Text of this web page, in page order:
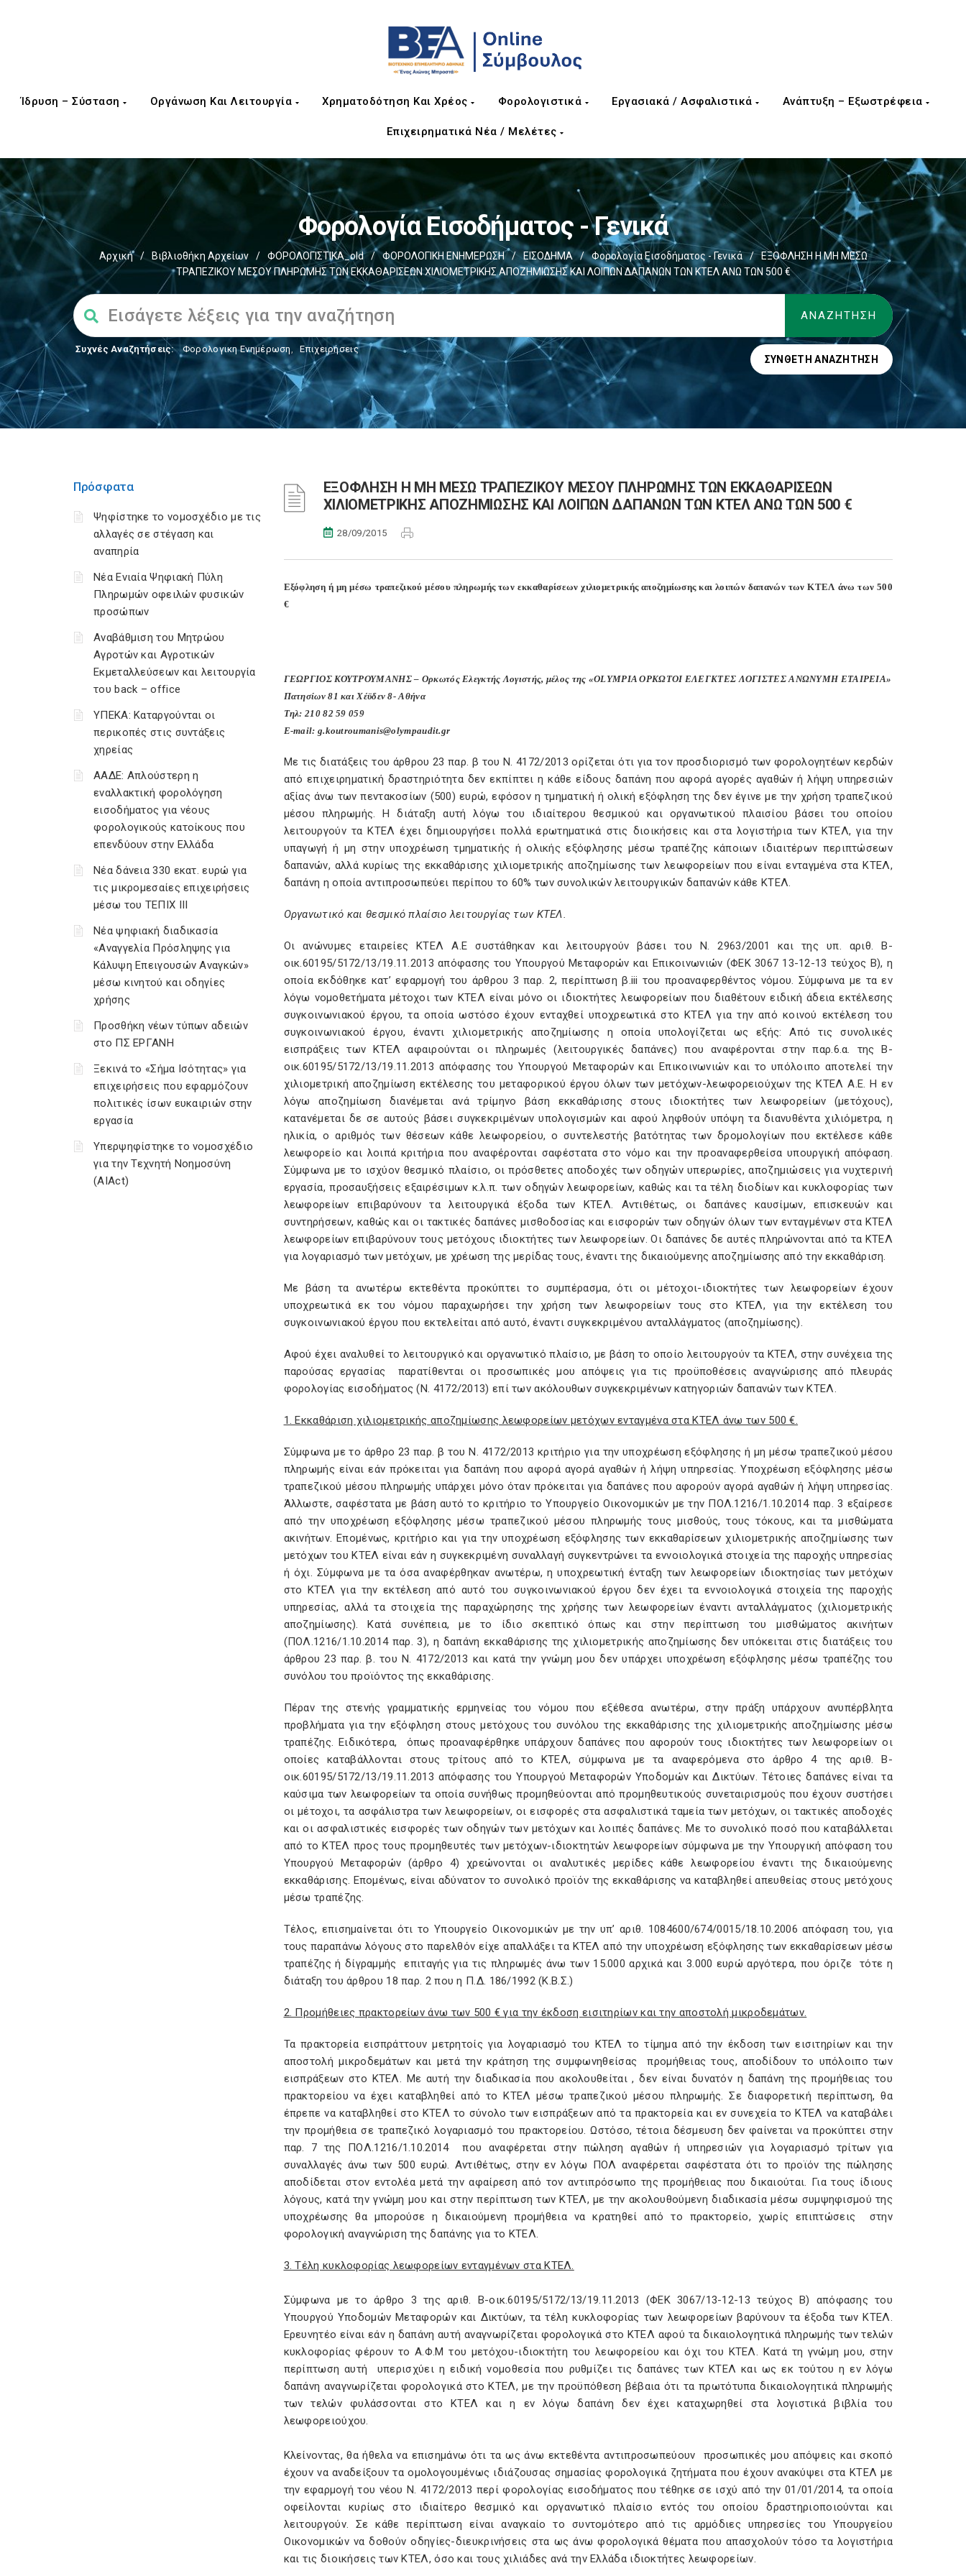
Ίδρυση – Σύσταση Οργάνωση Και Λειτουργία Χρηματοδότηση Και Χρέος Φορολογιστικά Εργασιακά / Ασφαλιστικά Ανάπτυξη – Εξωστρέφεια
Επιχειρηματικά Νέα / Μελέτες
Φορολογία Εισοδήματος - Γενικά
Αρχική / Βιβλιοθήκη Αρχείων / ΦΟΡΟΛΟΓΙΣΤΙΚΑ_old / ΦΟΡΟΛΟΓΙΚΗ ΕΝΗΜΕΡΩΣΗ / ΕΙΣΟΔΗΜΑ / Φορολογία Εισοδήματος - Γενικά /
ΕΞΟΦΛΗΣΗ Η ΜΗ ΜΕΣΩ
ΤΡΑΠΕΖΙΚΟΥ ΜΕΣΟΥ ΠΛΗΡΩΜΗΣ ΤΩΝ ΕΚΚΑΘΑΡΙΣΕΩΝ ΧΙΛΙΟΜΕΤΡΙΚΗΣ ΑΠΟΖΗΜΙΩΣΗΣ ΚΑΙ ΛΟΙΠΩΝ ΔΑΠΑΝΩΝ ΤΩΝ ΚΤΕΛ ΑΝΩ ΤΩΝ 500 €
Συχνές Αναζητήσεις: Φορολογικη Ενημέρωση, Επιχειρήσεις
ΣΎΝΘΕΤΗ ΑΝΑΖΉΤΗΣΗ
Πρόσφατα
Ψηφίστηκε το νομοσχέδιο με τις
αλλαγές σε στέγαση και
αναπηρία
Νέα Ενιαία Ψηφιακή Πύλη
Πληρωμών οφειλών φυσικών
προσώπων
Αναβάθμιση του Μητρώου
Αγροτών και Αγροτικών
Εκμεταλλεύσεων και λειτουργία
του back – office
ΥΠΕΚΑ: Καταργούνται οι
περικοπές στις συντάξεις
χηρείας
ΑΑΔΕ: Απλούστερη η
εναλλακτική φορολόγηση
εισοδήματος για νέους
φορολογικούς κατοίκους που
επενδύουν στην Ελλάδα
Νέα δάνεια 330 εκατ. ευρώ για
τις μικρομεσαίες επιχειρήσεις
μέσω του ΤΕΠΙΧ ΙΙΙ
Νέα ψηφιακή διαδικασία
«Αναγγελία Πρόσληψης για
Κάλυψη Επειγουσών Αναγκών»
μέσω κινητού και οδηγίες
χρήσης
Προσθήκη νέων τύπων αδειών
στο ΠΣ ΕΡΓΑΝΗ
Ξεκινά το «Σήμα Ισότητας» για
επιχειρήσεις που εφαρμόζουν
πολιτικές ίσων ευκαιριών στην
εργασία
Υπερψηφίστηκε το νομοσχέδιο
για την Τεχνητή Νοημοσύνη
(AIAct)
ΕΞΟΦΛΗΣΗ Η ΜΗ ΜΕΣΩ ΤΡΑΠΕΖΙΚΟΥ ΜΕΣΟΥ ΠΛΗΡΩΜΗΣ ΤΩΝ ΕΚΚΑΘΑΡΙΣΕΩΝ
ΧΙΛΙΟΜΕΤΡΙΚΗΣ ΑΠΟΖΗΜΙΩΣΗΣ ΚΑΙ ΛΟΙΠΩΝ ΔΑΠΑΝΩΝ ΤΩΝ ΚΤΕΛ ΑΝΩ ΤΩΝ 500 €
28/09/2015
Εξόφληση ή μη μέσω τραπεζικού μέσου πληρωμής των εκκαθαρίσεων χιλιομετρικής αποζημίωσης και λοιπών δαπανών των ΚΤΕΛ άνω των 500
€
ΓΕΩΡΓΙΟΣ ΚΟΥΤΡΟΥΜΑΝΗΣ – Ορκωτός Ελεγκτής Λογιστής, μέλος της «OLYMPIA ΟΡΚΩΤΟΙ ΕΛΕΓΚΤΕΣ ΛΟΓΙΣΤΕΣ ΑΝΩΝΥΜΗ ΕΤΑΙΡΕΙΑ»
Πατησίων 81 και Χέϋδεν 8- Αθήνα
Τηλ: 210 82 59 059
E-mail: g.koutroumanis@olympaudit.gr
Με τις διατάξεις του άρθρου 23 παρ. β του Ν. 4172/2013 ορίζεται ότι για τον προσδιορισμό των φορολογητέων κερδών
από επιχειρηματική δραστηριότητα δεν εκπίπτει η κάθε είδους δαπάνη που αφορά αγορές αγαθών ή λήψη υπηρεσιών
αξίας άνω των πεντακοσίων (500) ευρώ, εφόσον η τμηματική ή ολική εξόφληση της δεν έγινε με την χρήση τραπεζικού
μέσου πληρωμής. Η διάταξη αυτή λόγω του ιδιαίτερου θεσμικού και οργανωτικού πλαισίου βάσει του οποίου
λειτουργούν τα ΚΤΕΛ έχει δημιουργήσει πολλά ερωτηματικά στις διοικήσεις και στα λογιστήρια των ΚΤΕΛ, για την
υπαγωγή ή μη στην υποχρέωση τμηματικής ή ολικής εξόφλησης μέσω τραπέζης κάποιων ιδιαιτέρων περιπτώσεων
δαπανών, αλλά κυρίως της εκκαθάρισης χιλιομετρικής αποζημίωσης των λεωφορείων που είναι ενταγμένα στα ΚΤΕΛ,
δαπάνη η οποία αντιπροσωπεύει περίπου το 60% των συνολικών λειτουργικών δαπανών κάθε ΚΤΕΛ.
Οργανωτικό και θεσμικό πλαίσιο λειτουργίας των ΚΤΕΛ.
Οι ανώνυμες εταιρείες ΚΤΕΛ Α.Ε συστάθηκαν και λειτουργούν βάσει του Ν. 2963/2001 και της υπ. αριθ. Β-
οικ.60195/5172/13/19.11.2013 απόφασης του Υπουργού Μεταφορών και Επικοινωνιών (ΦΕΚ 3067 13-12-13 τεύχος Β), η
οποία εκδόθηκε κατ’ εφαρμογή του άρθρου 3 παρ. 2, περίπτωση β.iii του προαναφερθέντος νόμου. Σύμφωνα με τα εν
λόγω νομοθετήματα μέτοχοι των ΚΤΕΛ είναι μόνο οι ιδιοκτήτες λεωφορείων που διαθέτουν ειδική άδεια εκτέλεσης
συγκοινωνιακού έργου, τα οποία ωστόσο έχουν ενταχθεί υποχρεωτικά στο ΚΤΕΛ για την από κοινού εκτέλεση του
συγκοινωνιακού έργου, έναντι χιλιομετρικής αποζημίωσης η οποία υπολογίζεται ως εξής: Από τις συνολικές
εισπράξεις των ΚΤΕΛ αφαιρούνται οι πληρωμές (λειτουργικές δαπάνες) που αναφέρονται στην παρ.6.α. της Β-
οικ.60195/5172/13/19.11.2013 απόφασης του Υπουργού Μεταφορών και Επικοινωνιών και το υπόλοιπο αποτελεί την
χιλιομετρική αποζημίωση εκτέλεσης του μεταφορικού έργου όλων των μετόχων-λεωφορειούχων της ΚΤΕΛ Α.Ε. Η εν
λόγω αποζημίωση διανέμεται ανά τρίμηνο βάση εκκαθάρισης στους ιδιοκτήτες των λεωφορείων (μετόχους),
κατανέμεται δε σε αυτούς βάσει συγκεκριμένων υπολογισμών και αφού ληφθούν υπόψη τα διανυθέντα χιλιόμετρα, η
ηλικία, ο αριθμός των θέσεων κάθε λεωφορείου, ο συντελεστής βατότητας των δρομολογίων που εκτέλεσε κάθε
λεωφορείο και λοιπά κριτήρια που αναφέρονται σαφέστατα στο νόμο και την προαναφερθείσα υπουργική απόφαση.
Σύμφωνα με το ισχύον θεσμικό πλαίσιο, οι πρόσθετες αποδοχές των οδηγών υπερωρίες, αποζημιώσεις για νυχτερινή
εργασία, προσαυξήσεις εξαιρέσιμων κ.λ.π. των οδηγών λεωφορείων, καθώς και τα τέλη διοδίων και κυκλοφορίας των
λεωφορείων επιβαρύνουν τα λειτουργικά έξοδα των ΚΤΕΛ. Αντιθέτως, οι δαπάνες καυσίμων, επισκευών και
συντηρήσεων, καθώς και οι τακτικές δαπάνες μισθοδοσίας και εισφορών των οδηγών όλων των ενταγμένων στα ΚΤΕΛ
λεωφορείων επιβαρύνουν τους μετόχους ιδιοκτήτες των λεωφορείων. Οι δαπάνες δε αυτές πληρώνονται από τα ΚΤΕΛ
για λογαριασμό των μετόχων, με χρέωση της μερίδας τους, έναντι της δικαιούμενης αποζημίωσης από την εκκαθάριση.
Με βάση τα ανωτέρω εκτεθέντα προκύπτει το συμπέρασμα, ότι οι μέτοχοι-ιδιοκτήτες των λεωφορείων έχουν
υποχρεωτικά εκ του νόμου παραχωρήσει την χρήση των λεωφορείων τους στο ΚΤΕΛ, για την εκτέλεση του
συγκοινωνιακού έργου που εκτελείται από αυτό, έναντι συγκεκριμένου ανταλλάγματος (αποζημίωσης).
Αφού έχει αναλυθεί το λειτουργικό και οργανωτικό πλαίσιο, με βάση το οποίο λειτουργούν τα ΚΤΕΛ, στην συνέχεια της
παρούσας εργασίας παρατίθενται οι προσωπικές μου απόψεις για τις προϋποθέσεις αναγνώρισης από πλευράς
φορολογίας εισοδήματος (Ν. 4172/2013) επί των ακόλουθων συγκεκριμένων κατηγοριών δαπανών των ΚΤΕΛ.
1. Εκκαθάριση χιλιομετρικής αποζημίωσης λεωφορείων μετόχων ενταγμένα στα ΚΤΕΛ άνω των 500 €.
Σύμφωνα με το άρθρο 23 παρ. β του Ν. 4172/2013 κριτήριο για την υποχρέωση εξόφλησης ή μη μέσω τραπεζικού μέσου
πληρωμής είναι εάν πρόκειται για δαπάνη που αφορά αγορά αγαθών ή λήψη υπηρεσίας. Υποχρέωση εξόφλησης μέσω
τραπεζικού μέσου πληρωμής υπάρχει μόνο όταν πρόκειται για δαπάνες που αφορούν αγορά αγαθών ή λήψη υπηρεσίας.
Άλλωστε, σαφέστατα με βάση αυτό το κριτήριο το Υπουργείο Οικονομικών με την ΠΟΛ.1216/1.10.2014 παρ. 3 εξαίρεσε
από την υποχρέωση εξόφλησης μέσω τραπεζικού μέσου πληρωμής τους μισθούς, τους τόκους, και τα μισθώματα
ακινήτων. Επομένως, κριτήριο και για την υποχρέωση εξόφλησης των εκκαθαρίσεων χιλιομετρικής αποζημίωσης των
μετόχων του ΚΤΕΛ είναι εάν η συγκεκριμένη συναλλαγή συγκεντρώνει τα εννοιολογικά στοιχεία της παροχής υπηρεσίας
ή όχι. Σύμφωνα με τα όσα αναφέρθηκαν ανωτέρω, η υποχρεωτική ένταξη των λεωφορείων ιδιοκτησίας των μετόχων
στο ΚΤΕΛ για την εκτέλεση από αυτό του συγκοινωνιακού έργου δεν έχει τα εννοιολογικά στοιχεία της παροχής
υπηρεσίας, αλλά τα στοιχεία της παραχώρησης της χρήσης των λεωφορείων έναντι ανταλλάγματος (χιλιομετρικής
αποζημίωσης). Κατά συνέπεια, με το ίδιο σκεπτικό όπως και στην περίπτωση του μισθώματος ακινήτων
(ΠΟΛ.1216/1.10.2014 παρ. 3), η δαπάνη εκκαθάρισης της χιλιομετρικής αποζημίωσης δεν υπόκειται στις διατάξεις του
άρθρου 23 παρ. β. του Ν. 4172/2013 και κατά την γνώμη μου δεν υπάρχει υποχρέωση εξόφλησης μέσω τραπέζης του
συνόλου του προϊόντος της εκκαθάρισης.
Πέραν της στενής γραμματικής ερμηνείας του νόμου που εξέθεσα ανωτέρω, στην πράξη υπάρχουν ανυπέρβλητα
προβλήματα για την εξόφληση στους μετόχους του συνόλου της εκκαθάρισης της χιλιομετρικής αποζημίωσης μέσω
τραπέζης. Ειδικότερα, όπως προαναφέρθηκε υπάρχουν δαπάνες που αφορούν τους ιδιοκτήτες των λεωφορείων οι
οποίες καταβάλλονται στους τρίτους από το ΚΤΕΛ, σύμφωνα με τα αναφερόμενα στο άρθρο 4 της αριθ. Β-
οικ.60195/5172/13/19.11.2013 απόφασης του Υπουργού Μεταφορών Υποδομών και Δικτύων. Τέτοιες δαπάνες είναι τα
καύσιμα των λεωφορείων τα οποία συνήθως προμηθεύονται από προμηθευτικούς συνεταιρισμούς που έχουν συστήσει
οι μέτοχοι, τα ασφάλιστρα των λεωφορείων, οι εισφορές στα ασφαλιστικά ταμεία των μετόχων, οι τακτικές αποδοχές
και οι ασφαλιστικές εισφορές των οδηγών των μετόχων και λοιπές δαπάνες. Με το συνολικό ποσό που καταβάλλεται
από το ΚΤΕΛ προς τους προμηθευτές των μετόχων-ιδιοκτητών λεωφορείων σύμφωνα με την Υπουργική απόφαση του
Υπουργού Μεταφορών (άρθρο 4) χρεώνονται οι αναλυτικές μερίδες κάθε λεωφορείου έναντι της δικαιούμενης
εκκαθάρισης. Επομένως, είναι αδύνατον το συνολικό προϊόν της εκκαθάρισης να καταβληθεί απευθείας στους μετόχους
μέσω τραπέζης.
Τέλος, επισημαίνεται ότι το Υπουργείο Οικονομικών με την υπ’ αριθ. 1084600/674/0015/18.10.2006 απόφαση του, για
τους παραπάνω λόγους στο παρελθόν είχε απαλλάξει τα ΚΤΕΛ από την υποχρέωση εξόφλησης των εκκαθαρίσεων μέσω
τραπέζης ή δίγραμμής επιταγής για τις πληρωμές άνω των 15.000 αρχικά και 3.000 ευρώ αργότερα, που όριζε τότε η
διάταξη του άρθρου 18 παρ. 2 που η Π.Δ. 186/1992 (Κ.Β.Σ.)
2. Προμήθειες πρακτορείων άνω των 500 € για την έκδοση εισιτηρίων και την αποστολή μικροδεμάτων.
Τα πρακτορεία εισπράττουν μετρητοίς για λογαριασμό του ΚΤΕΛ το τίμημα από την έκδοση των εισιτηρίων και την
αποστολή μικροδεμάτων και μετά την κράτηση της συμφωνηθείσας προμήθειας τους, αποδίδουν το υπόλοιπο των
εισπράξεων στο ΚΤΕΛ. Με αυτή την διαδικασία που ακολουθείται , δεν είναι δυνατόν η δαπάνη της προμήθειας του
πρακτορείου να έχει καταβληθεί από το ΚΤΕΛ μέσω τραπεζικού μέσου πληρωμής. Σε διαφορετική περίπτωση, θα
έπρεπε να καταβληθεί στο ΚΤΕΛ το σύνολο των εισπράξεων από τα πρακτορεία και εν συνεχεία το ΚΤΕΛ να καταβάλει
την προμήθεια σε τραπεζικό λογαριασμό του πρακτορείου. Ωστόσο, τέτοια δέσμευση δεν φαίνεται να προκύπτει στην
παρ. 7 της ΠΟΛ.1216/1.10.2014 που αναφέρεται στην πώληση αγαθών ή υπηρεσιών για λογαριασμό τρίτων για
συναλλαγές άνω των 500 ευρώ. Αντιθέτως, στην εν λόγω ΠΟΛ αναφέρεται σαφέστατα ότι το προϊόν της πώλησης
αποδίδεται στον εντολέα μετά την αφαίρεση από τον αντιπρόσωπο της προμήθειας που δικαιούται. Για τους ίδιους
λόγους, κατά την γνώμη μου και στην περίπτωση των ΚΤΕΛ, με την ακολουθούμενη διαδικασία μέσω συμψηφισμού της
υποχρέωσης θα μπορούσε η δικαιούμενη προμήθεια να κρατηθεί από το πρακτορείο, χωρίς επιπτώσεις στην
φορολογική αναγνώριση της δαπάνης για το ΚΤΕΛ.
3. Τέλη κυκλοφορίας λεωφορείων ενταγμένων στα ΚΤΕΛ.
Σύμφωνα με το άρθρο 3 της αριθ. Β-οικ.60195/5172/13/19.11.2013 (ΦΕΚ 3067/13-12-13 τεύχος Β) απόφασης του
Υπουργού Υποδομών Μεταφορών και Δικτύων, τα τέλη κυκλοφορίας των λεωφορείων βαρύνουν τα έξοδα των ΚΤΕΛ.
Ερευνητέο είναι εάν η δαπάνη αυτή αναγνωρίζεται φορολογικά στο ΚΤΕΛ αφού τα δικαιολογητικά πληρωμής των τελών
κυκλοφορίας φέρουν το Α.Φ.Μ του μετόχου-ιδιοκτήτη του λεωφορείου και όχι του ΚΤΕΛ. Κατά τη γνώμη μου, στην
περίπτωση αυτή υπερισχύει η ειδική νομοθεσία που ρυθμίζει τις δαπάνες των ΚΤΕΛ και ως εκ τούτου η εν λόγω
δαπάνη αναγνωρίζεται φορολογικά στο ΚΤΕΛ, με την προϋπόθεση βέβαια ότι τα πρωτότυπα δικαιολογητικά πληρωμής
των τελών φυλάσσονται στο ΚΤΕΛ και η εν λόγω δαπάνη δεν έχει καταχωρηθεί στα λογιστικά βιβλία του
λεωφορειούχου.
Κλείνοντας, θα ήθελα να επισημάνω ότι τα ως άνω εκτεθέντα αντιπροσωπεύουν προσωπικές μου απόψεις και σκοπό
έχουν να αναδείξουν τα ομολογουμένως ιδιάζουσας σημασίας φορολογικά ζητήματα που έχουν ανακύψει στα ΚΤΕΛ με
την εφαρμογή του νέου Ν. 4172/2013 περί φορολογίας εισοδήματος που τέθηκε σε ισχύ από την 01/01/2014, τα οποία
οφείλονται κυρίως στο ιδιαίτερο θεσμικό και οργανωτικό πλαίσιο εντός του οποίου δραστηριοποιούνται και
λειτουργούν. Σε κάθε περίπτωση είναι αναγκαίο το συντομότερο από τις αρμόδιες υπηρεσίες του Υπουργείου
Οικονομικών να δοθούν οδηγίες-διευκρινήσεις στα ως άνω φορολογικά θέματα που απασχολούν τόσο τα λογιστήρια
και τις διοικήσεις των ΚΤΕΛ, όσο και τους χιλιάδες ανά την Ελλάδα ιδιοκτήτες λεωφορείων.